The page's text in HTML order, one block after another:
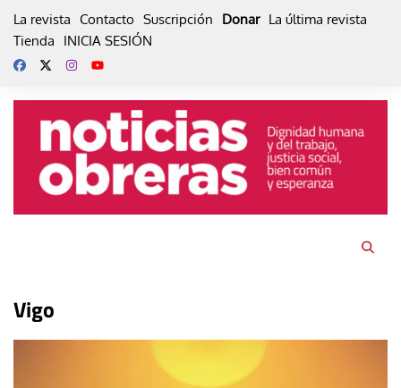
La revista Contacto Suscripción Donar La última revista
Tienda
INICIA SESIÓN
Vigo